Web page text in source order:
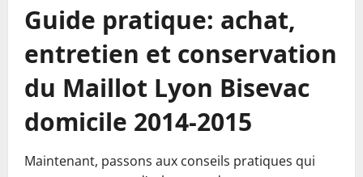
Guide pratique: achat,
entretien et conservation
du Maillot Lyon Bisevac
domicile 2014-2015
Maintenant, passons aux conseils pratiques qui